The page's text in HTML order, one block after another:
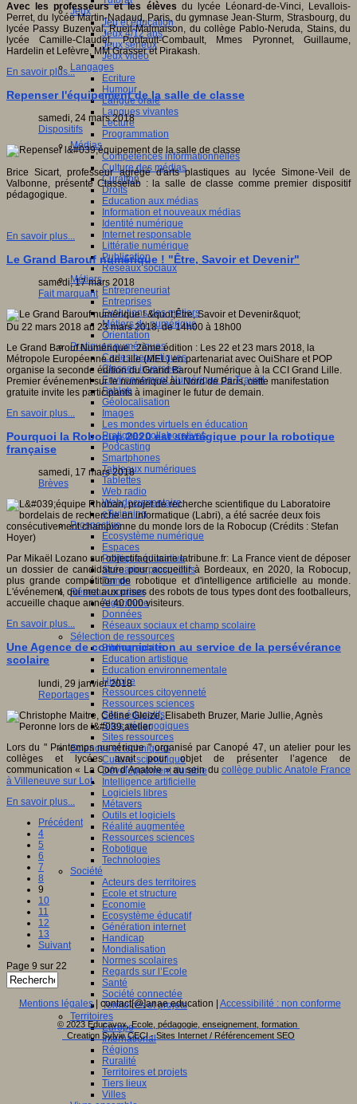
Jeux
Jeu et éducation
Jeux 4/12 ans
Jeux sérieux
Jeux vidéo
Langages
Ecriture
Humour
Langue orale
Langues vivantes
Lecture
Programmation
Médias
Compétences informationnelles
Culture des médias
Curation
Droits
Education aux médias
Information et nouveaux médias
Identité numérique
Internet responsable
Littératie numérique
Publication
Réseaux sociaux
Métiers
Entrepreneuriat
Entreprises
Evolutions des métiers
Métiers du numérique
Orientation
Pratiques numériques
Cartes heuristiques
Classes inversées
Environnement Numérique de Travail
Fablab
Géolocalisation
Images
Les mondes virtuels en éducation
Pratiques collaboratives
Podcasting
Smartphones
Tableaux numériques
Tablettes
Web radio
Webdocumentaire
eTwinning
Prospective
Ecosystème numérique
Espaces
Politique éducative
Scénarios prospectifs
Temps
Réseaux sociaux
Algorithme
Données
Réseaux sociaux et champ scolaire
Sélection de ressources
Bibliographies
Education artistique
Education environnementale
Histoire
Ressources citoyenneté
Ressources sciences
Sites éducatifs
Sites pédagogiques
Sites ressources
Sciences et techniques
Culture scientifique
Développement durable
Intelligence artificielle
Logiciels libres
Métavers
Outils et logiciels
Réalité augmentée
Ressources sciences
Robotique
Technologies
Société
Acteurs des territoires
Ecole et structure
Economie
Ecosystème éducatif
Génération internet
Handicap
Mondialisation
Normes scolaires
Regards sur l’Ecole
Santé
Société connectée
Territoires et projets
Territoires
Europe
International
Régions
Ruralité
Territoires et projets
Tiers lieux
Villes
Avec les professeurs et les élèves du lycée Léonard-de-Vinci, Levallois-
Perret, du lycée Martin-Nadaud, Paris, du gymnase Jean-Sturm, Strasbourg, du
lycée Passy Buzenval, Rueil-Malmaison, du collège Pablo-Neruda, Stains, du
lycée Camille-Claudel, Pontault-Combault, Mmes Pyronnet, Guillaume,
Hardelin et Lefèvre, MM Grasser et Pirakash.
En savoir plus...
Repenser l'équipement de la salle de classe
samedi, 24 mars 2018
Dispositifs
Brice Sicart, professeur agrégé d'arts plastiques au lycée Simone-Veil de
Valbonne, présente Classelab : la salle de classe comme premier dispositif
pédagogique.
En savoir plus...
Le Grand Barouf numérique ! "Être, Savoir et Devenir"
samedi, 17 mars 2018
Fait marquant
Du 22 mars 2018 au 23 mars 2018, de 14h00 à 18h00
Le Grand Barouf Numérique : 2ème édition : Les 22 et 23 mars 2018, la
Métropole Européenne de Lille (MEL) en partenariat avec OuiShare et POP
organise la seconde édition du Grand Barouf Numérique à la CCI Grand Lille.
Premier événement sur le numérique au Nord de Paris, cette manifestation
gratuite invite les participants à imaginer le futur de demain.
En savoir plus...
Pourquoi la Robocup 2020 est stratégique pour la robotique
française
samedi, 17 mars 2018
Brèves
Par Mikaël Lozano sur objectifaquitaine.latribune.fr: La France vient de déposer
un dossier de candidature pour accueillir à Bordeaux, en 2020, la Robocup,
plus grande compétition de robotique et d'intelligence artificielle au monde.
L'événement, qui met aux prises des robots de tous types dont des footballeurs,
accueille chaque année 40.000 visiteurs.
En savoir plus...
Une Agence de communication au service de la persévérance
scolaire
lundi, 29 janvier 2018
Reportages
Lors du " Printemps numérique " organisé par Canopé 47, un atelier pour les
collèges et lycées avait pour objet de présenter l’agence de
communication « La Com d’Anatole » au sein du collège public Anatole France
à Villeneuve sur Lot.
En savoir plus...
Précédent
4
5
6
7
8
9
10
11
12
13
Suivant
Page 9 sur 22
Mentions légales| contact[@]anae.education | Accessibilité : non conforme
© 2023 Educavox, Ecole, pédagogie, enseignement, formation
Creation Sylvie CECI - Sites Internet / Référencement SEO